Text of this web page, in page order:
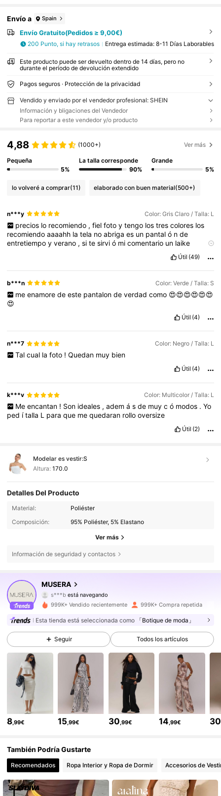
Envío a Spain
Envío Gratuito(Pedidos ≥ 9,00€)
200 Punto, si hay retrasos Entrega estimada: 8-11 Días Laborables
Este producto puede ser devuelto dentro de 14 días, pero no
durante el período de devolución extendido
Pagos seguros · Protección de la privacidad
Vendido y enviado por el vendedor profesional: SHEIN
Información y bligaciones del Vendedor
Para reportar a este vendedor y/o producto
4,88 (1000+) Ver más
Pequeña
5%
La talla corresponde
90%
Grande
5%
lo volveré a comprar(11) elaborado con buen material(500+)
n***y Color: Gris Claro / Talla: L
precios lo recomiendo , fiel foto y tengo los tres colores los
recomiendoaaaahh latela noabrigaes un pantaló nde
entretiempoyverano ,sitesirvió micomentario un laike
Útil (49)
b***n Color: Verde / Talla: S
me enamore de este pantalon de verdad como 😍😍😍😍😍😍
😍
Útil (4)
n***7 Color: Negro / Talla: L
Tal cual la foto ! Quedan muy bien
Útil (4)
k***v Color: Multicolor / Talla: L
Me encantan ! Son ideales , adem á s de muy c ó modos . Yo
ped ítalla L paraque mequedaran rollooversize
Útil (2)
Modelar es vestir:S
Altura: 170.0
Detalles Del Producto
Material:
Poliéster
Composición:
95% Poliéster, 5% Elastano
Ver más
Información de seguridad y contactos
MUSERA
s***b
está navegando
4.3M Seguidores
4,83 4.3M Seguidores
4.3M Seguidores
4.3M Seguidores
4,83 4.3M Seguidores
999K+ Vendido recientemente 999K+ Compra repetida
Esta tienda está seleccionada como 「Botique de moda」
Seguir Todos los artículos
8,99€ 15,99€ 30,99€ 14,99€ 30
También Podría Gustarte
Recomendados Ropa Interior y Ropa de Dormir Accesorios de